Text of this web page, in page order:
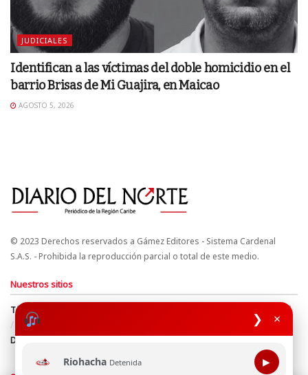
❯ ×
Riohacha Detenida ▶
JUDICIALES
Identifican a las víctimas del doble homicidio en el
barrio Brisas de Mi Guajira, en Maicao
AGOSTO 5, 2026
© 2023 Derechos reservados a Gámez Editores - Sistema Cardenal
S.A.S. - Prohibida la reproducción parcial o total de este medio.
Nuestros sitios
Términos y Condiciones
Derechos de Autor y Propiedad Intelectual
Política de uso de cookies
Política de Tratamiento de Datos
Directrices Editoriales